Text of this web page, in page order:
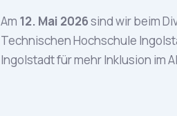
Am 12. Mai 2026sind wir beim
Technischen Hochschule
Ingolstadt für mehr Inklusion im